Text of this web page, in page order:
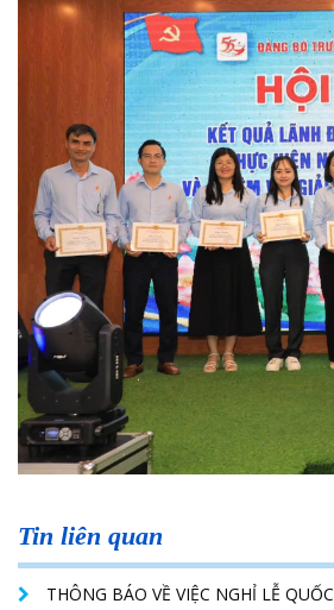
Tin liên quan
THÔNG BÁO VỀ VIỆC NGHỈ LỄ